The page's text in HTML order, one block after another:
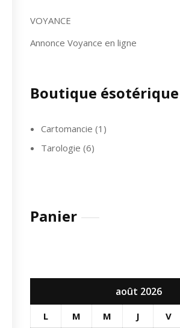
VOYANCE
Annonce Voyance en ligne
Boutique ésotérique
Cartomancie (1)
Tarologie (6)
Panier
août 2026
L M M J V